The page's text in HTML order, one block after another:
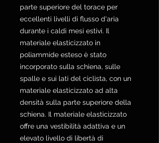
parte superiore del torace per
eccellenti livelli di flusso d'aria
durante i caldi mesi estivi. Il
materiale elasticizzato in
poliammide esteso è stato
incorporato sulla schiena, sulle
spalle e sui lati del ciclista, con un
materiale elasticizzato ad alta
densità sulla parte superiore della
schiena. Il materiale elasticizzato
offre una vestibilità adattiva e un
elevato livello di libertà di